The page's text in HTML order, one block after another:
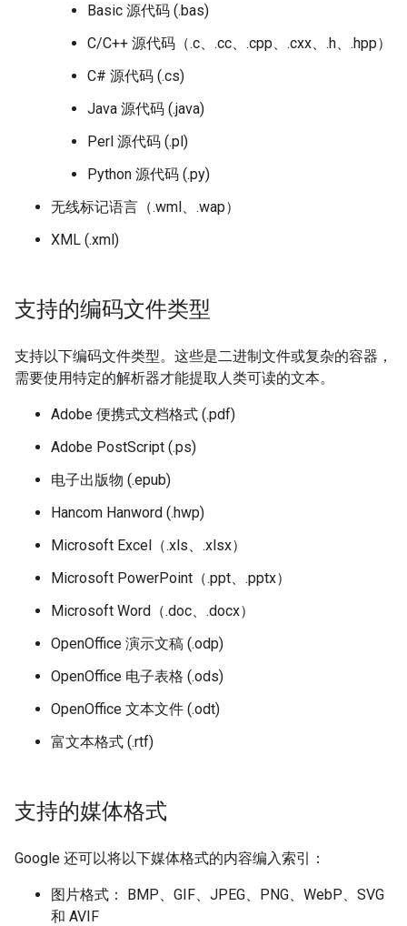
Basic 源代码 (.bas)
C/C++ 源代码（.c、.cc、.cpp、.cxx、.h、.hpp）
C# 源代码 (.cs)
Java 源代码 (.java)
Perl 源代码 (.pl)
Python 源代码 (.py)
无线标记语言（.wml、.wap）
XML (.xml)
支持的编码文件类型
支持以下编码文件类型。这些是二进制文件或复杂的容器，
需要使用特定的解析器才能提取人类可读的文本。
Adobe 便携式文档格式 (.pdf)
Adobe PostScript (.ps)
电子出版物 (.epub)
Hancom Hanword (.hwp)
Microsoft Excel（.xls、.xlsx）
Microsoft PowerPoint（.ppt、.pptx）
Microsoft Word（.doc、.docx）
OpenOffice 演示文稿 (.odp)
OpenOffice 电子表格 (.ods)
OpenOffice 文本文件 (.odt)
富文本格式 (.rtf)
支持的媒体格式
Google 还可以将以下媒体格式的内容编入索引：
图片格式： BMP、GIF、JPEG、PNG、WebP、SVG
和 AVIF